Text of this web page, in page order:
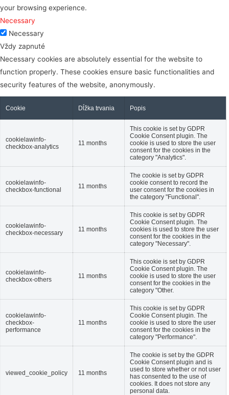
your browsing experience.
Necessary
Necessary
Vždy zapnuté
Necessary cookies are absolutely essential for the website to
function properly. These cookies ensure basic functionalities and
security features of the website, anonymously.
Cookie Dĺžka trvania Popis
cookielawinfo-
checkbox-analytics
11 months
This cookie is set by GDPR
Cookie Consent plugin. The
cookie is used to store the user
consent for the cookies in the
category "Analytics".
cookielawinfo-
checkbox-functional
11 months
The cookie is set by GDPR
cookie consent to record the
user consent for the cookies in
the category "Functional".
cookielawinfo-
checkbox-necessary
11 months
This cookie is set by GDPR
Cookie Consent plugin. The
cookies is used to store the user
consent for the cookies in the
category "Necessary".
cookielawinfo-
checkbox-others
11 months
This cookie is set by GDPR
Cookie Consent plugin. The
cookie is used to store the user
consent for the cookies in the
category "Other.
cookielawinfo-
checkbox-
performance
11 months
This cookie is set by GDPR
Cookie Consent plugin. The
cookie is used to store the user
consent for the cookies in the
category "Performance".
viewed_cookie_policy 11 months
The cookie is set by the GDPR
Cookie Consent plugin and is
used to store whether or not user
has consented to the use of
cookies. It does not store any
personal data.